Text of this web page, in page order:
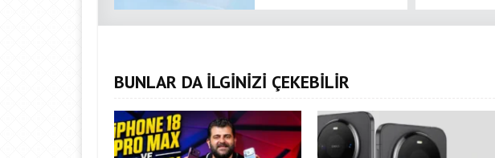
BUNLAR DA İLGİNİZİ ÇEKEBİLİR